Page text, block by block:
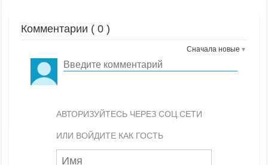
Комментарии ( 0 )
Сначала новые
АВТОРИЗУЙТЕСЬ ЧЕРЕЗ СОЦ.СЕТИ
ИЛИ ВОЙДИТЕ КАК ГОСТЬ